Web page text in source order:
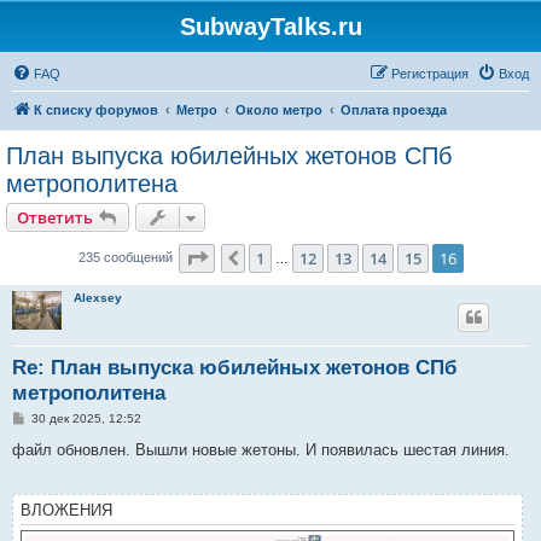
SubwayTalks.ru
FAQ Вход
Регистрация
К списку форумов Метро Около метро Оплата проезда
План выпуска юбилейных жетонов СПб
метрополитена
Ответить
235 сообщений Страница 16из 16
Пред.
1 12 13 14 15 16
Alexsey
Re: План выпуска юбилейных жетонов СПб
метрополитена
С
о
н
и
е
30 дек 2025, 12:52
файл обновлен. Вышли новые жетоны. И появилась шестая линия.
ВЛОЖЕНИЯ